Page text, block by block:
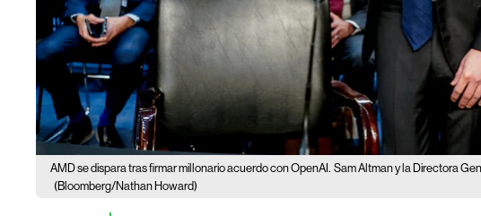
AMD se dispara tras firmar millonario acuerdo con OpenAI. Sam Altman y la Directora
(Bloomberg/Nathan Howard)